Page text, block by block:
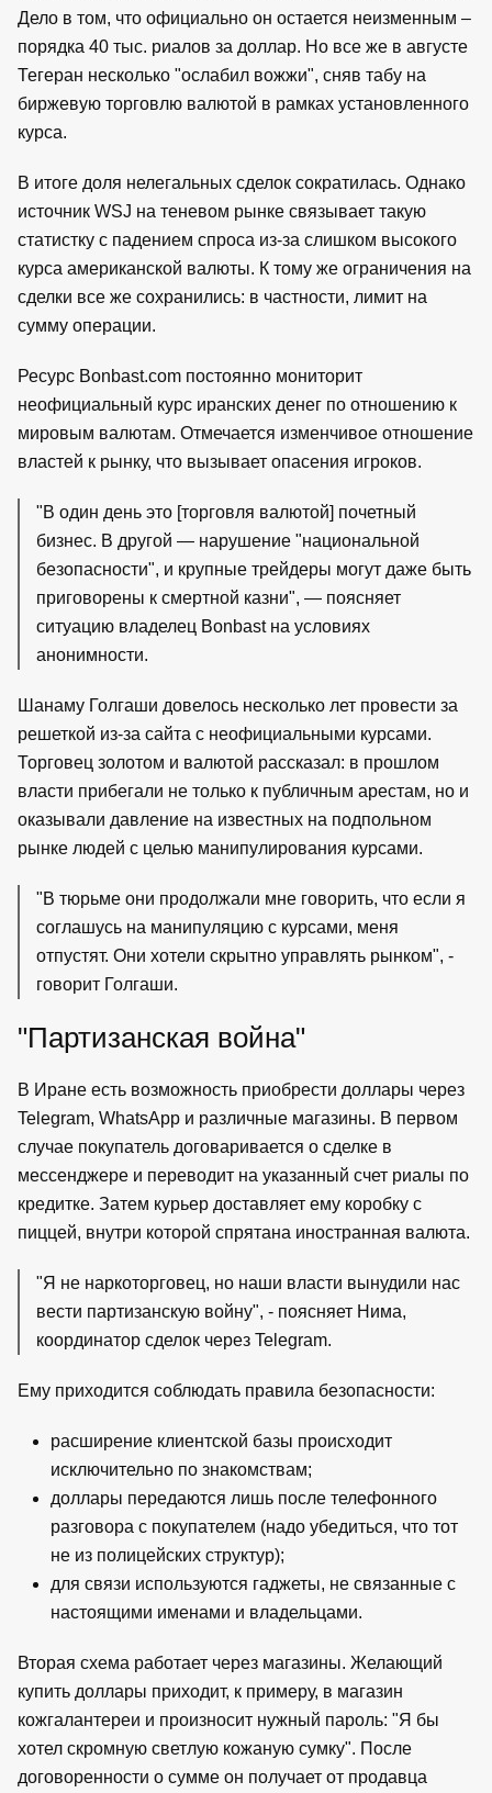
Дело в том, что официально он остается неизменным –
порядка 40 тыс. риалов за доллар. Но все же в августе
Тегеран несколько "ослабил вожжи", сняв табу на
биржевую торговлю валютой в рамках установленного
курса.
В итоге доля нелегальных сделок сократилась. Однако
источник WSJ на теневом рынке связывает такую
статистку с падением спроса из-за слишком высокого
курса американской валюты. К тому же ограничения на
сделки все же сохранились: в частности, лимит на
сумму операции.
Ресурс Bonbast.com постоянно мониторит
неофициальный курс иранских денег по отношению к
мировым валютам. Отмечается изменчивое отношение
властей к рынку, что вызывает опасения игроков.
"В один день это [торговля валютой] почетный
бизнес. В другой — нарушение "национальной
безопасности", и крупные трейдеры могут даже быть
приговорены к смертной казни", — поясняет
ситуацию владелец Bonbast на условиях
анонимности.
Шанаму Голгаши довелось несколько лет провести за
решеткой из-за сайта с неофициальными курсами.
Торговец золотом и валютой рассказал: в прошлом
власти прибегали не только к публичным арестам, но и
оказывали давление на известных на подпольном
рынке людей с целью манипулирования курсами.
"В тюрьме они продолжали мне говорить, что если я
соглашусь на манипуляцию с курсами, меня
отпустят. Они хотели скрытно управлять рынком", -
говорит Голгаши.
"Партизанская война"
В Иране есть возможность приобрести доллары через
Telegram, WhatsApp и различные магазины. В первом
случае покупатель договаривается о сделке в
мессенджере и переводит на указанный счет риалы по
кредитке. Затем курьер доставляет ему коробку с
пиццей, внутри которой спрятана иностранная валюта.
"Я не наркоторговец, но наши власти вынудили нас
вести партизанскую войну", - поясняет Нима,
координатор сделок через Telegram.
Ему приходится соблюдать правила безопасности:
расширение клиентской базы происходит
исключительно по знакомствам;
доллары передаются лишь после телефонного
разговора с покупателем (надо убедиться, что тот
не из полицейских структур);
для связи используются гаджеты, не связанные с
настоящими именами и владельцами.
Вторая схема работает через магазины. Желающий
купить доллары приходит, к примеру, в магазин
кожгалантереи и произносит нужный пароль: "Я бы
хотел скромную светлую кожаную сумку". После
договоренности о сумме он получает от продавца